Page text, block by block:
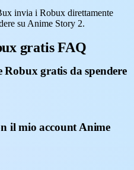
invia i Robux direttamente
su Anime Story 2.
gratis FAQ
Robux gratis da spendere
il mio account Anime